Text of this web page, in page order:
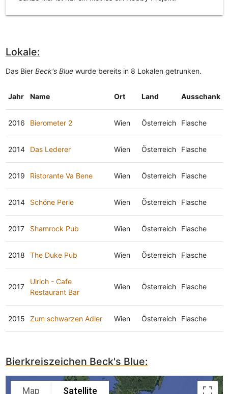
Lokale:
Das Bier Beck's Bluewurde bereits in 8 Lokalen getrunken.
Jahr Name Ort Land Ausschank
2016 Bierometer 2 Wien Österreich Flasche
2014 Das Lederer Wien Österreich Flasche
2019 Ristorante Va Bene Wien Österreich Flasche
2014 Schöne Perle Wien Österreich Flasche
2017 Shamrock Pub Wien Österreich Flasche
2018 The Duke Pub Wien Österreich Flasche
2017
Ulrich - Cafe
Restaurant Bar
Wien Österreich Flasche
2015 Zum schwarzen Adler Wien Österreich Flasche
Bierkreiszeichen Beck's Blue:
Map Satellite